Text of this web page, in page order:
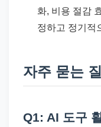
화, 비용 절감
정하고 정기적
자주 묻는
Q1: AI 도구